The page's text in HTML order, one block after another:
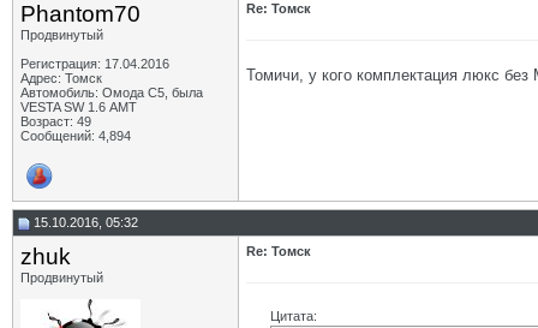
Phantom70
Продвинутый
Регистрация: 17.04.2016
Адрес: Томск
Автомобиль: Омода С5, была
VESTA SW 1.6 АМТ
Возраст: 49
Сообщений: 4,894
Re: Томск
Томичи, у кого комплектация люкс
15.10.2016, 05:32
zhuk
Продвинутый
Re: Томск
Цитата: